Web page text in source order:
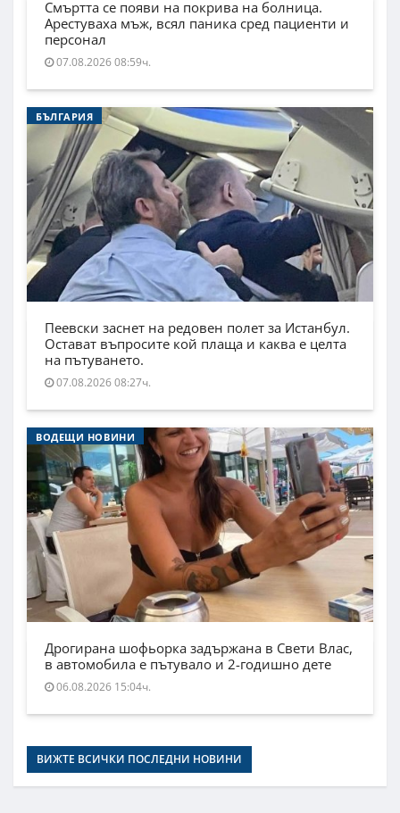
Смъртта се появи на покрива на болница.
Арестуваха мъж, всял паника сред пациенти и
персонал
07.08.2026 08:59ч.
БЪЛГАРИЯ
Пеевски заснет на редовен полет за Истанбул.
Остават въпросите кой плаща и каква е целта
на пътуването.
07.08.2026 08:27ч.
ВОДЕЩИ НОВИНИ
Дрогирана шофьорка задържана в Свети Влас,
в автомобила е пътувало и 2-годишно дете
06.08.2026 15:04ч.
ВИЖТЕ ВСИЧКИ ПОСЛЕДНИ НОВИНИ